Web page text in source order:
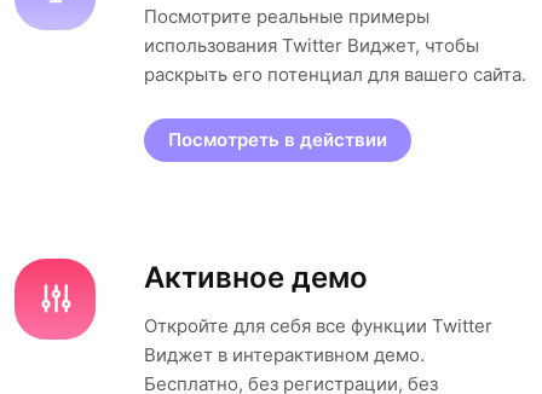
Посмотрите реальные примеры
использования Twitter Виджет, чтобы
раскрыть его потенциал для вашего сайта.
Посмотреть в действии
Активное демо
Откройте для себя все функции Twitter
Виджет в интерактивном демо.
Бесплатно, без регистрации, без